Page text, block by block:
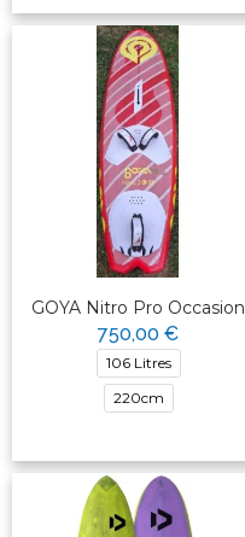
GOYA Nitro Pro Occasion
750,00 €
106 Litres
220cm